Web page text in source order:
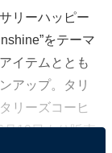
リーハッピー
をテーマ
イテムととも
アップ。タリ
リーズコーヒ
19日より販売